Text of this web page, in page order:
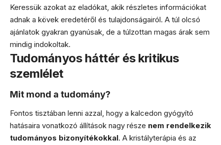
Keressük azokat az eladókat, akik részletes információkat
adnak a kövek eredetéről és tulajdonságairól. A túl olcsó
ajánlatok gyakran gyanúsak, de a túlzottan magas árak sem
mindig indokoltak.
Tudományos háttér és kritikus
szemlélet
Mit mond a tudomány?
Fontos tisztában lenni azzal, hogy a kalcedon gyógyító
hatásaira vonatkozó állítások nagy része nem rendelkezik
tudományos bizonyítékokkal. A kristályterápia és az